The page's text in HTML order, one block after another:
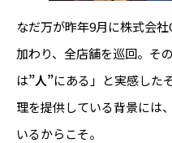
なだ万が昨年9月に株式会
加わり、全店舗を巡回。そ
は”人”にある」と実感した
理を提供している背景には
いるからこそ。